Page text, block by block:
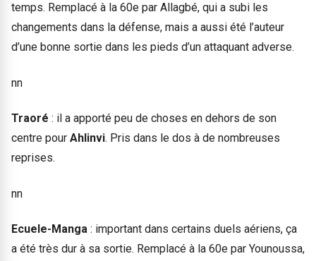
temps. Remplacé à la 60e par Allagbé, qui a subi les
changements dans la défense, mais a aussi été l’auteur
d’une bonne sortie dans les pieds d’un attaquant adverse.
nn
Traoré : il a apporté peu de choses en dehors de son
centre pour Ahlinvi. Pris dans le dos à de nombreuses
reprises.
nn
Ecuele-Manga : important dans certains duels aériens, ça
a été très dur à sa sortie. Remplacé à la 60e par Younoussa,